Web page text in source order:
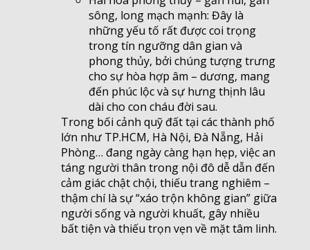
sông, long mạch mạnh: Đây là
những yếu tố rất được coi trọng
trong tín ngưỡng dân gian và
phong thủy, bởi chúng tượng trưng
cho sự hòa hợp âm – dương, mang
đến phúc lộc và sự hưng thịnh lâu
dài cho con cháu đời sau.
Trong bối cảnh quỹ đất tại các thành phố
lớn như TP.HCM, Hà Nội, Đà Nẵng, Hải
Phòng… đang ngày càng hạn hẹp, việc an
táng người thân trong nội đô dễ dẫn đến
cảm giác chật chội, thiếu trang nghiêm –
thậm chí là sự “xáo trộn không gian” giữa
người sống và người khuất, gây nhiều
bất tiện và thiếu trọn vẹn về mặt tâm linh.